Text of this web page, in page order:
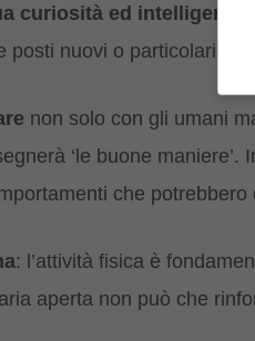
curiosità ed intelligenza
posti nuovi o particolari
non solo con gli umani
‘le buone
che
: l’attività fisica è
aperta non può che